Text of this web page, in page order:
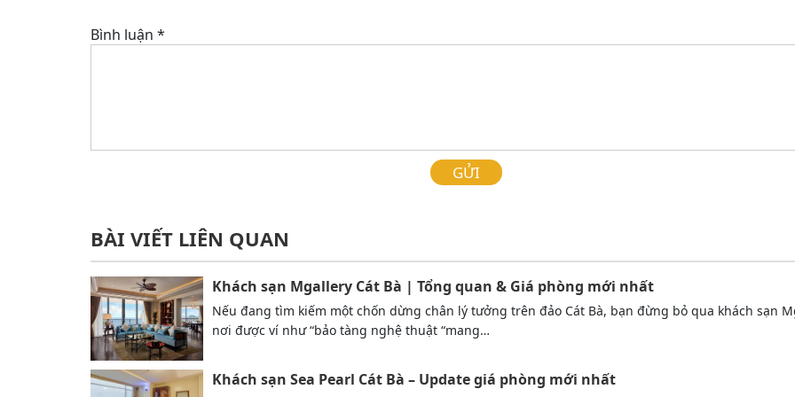
Bình luận *
GỬI
BÀI VIẾT LIÊN QUAN
Khách sạn Mgallery Cát Bà | Tổng quan & Giá phòng mới nhất
Nếu đang tìm kiếm một chốn dừng chân lý tưởng trên đảo Cát Bà, bạn đừng bỏ qua khách sạn
nơi được ví như “bảo tàng nghệ thuật “mang…
Khách sạn Sea Pearl Cát Bà – Update giá phòng mới nhất